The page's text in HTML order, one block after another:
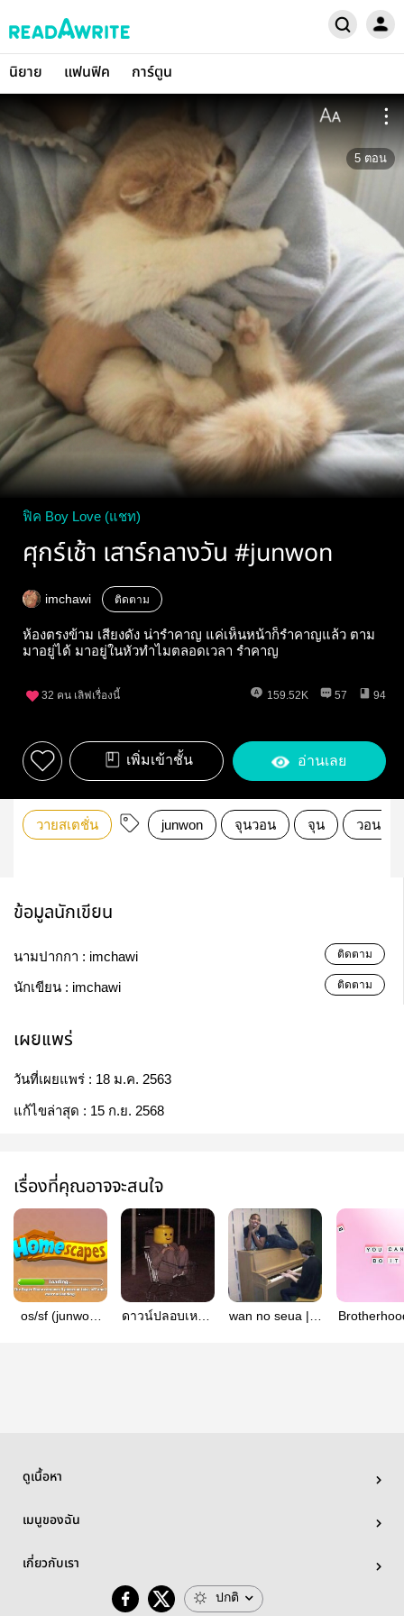
นิยาย แฟนฟิค การ์ตูน
5 ตอน
ฟิค Boy Love (แชท)
ศุกร์เช้า เสาร์กลางวัน #junwon
imchawi ติดตาม
ห้องตรงข้าม เสียงดัง น่ารำคาญ แค่เห็นหน้าก็รำคาญแล้ว ตาม
มาอยู่ได้ มาอยู่ในหัวทำไมตลอดเวลา รำคาญ
32 คน เลิฟเรื่องนี้ 159.52K 57 94
เพิ่มเข้าชั้น อ่านเลย
วายสเตชั่น junwon จุนวอน จุน วอนอู
ข้อมูลนักเขียน
นามปากกา : imchawi ติดตาม
นักเขียน : imchawi ติดตาม
เผยแพร่
วันที่เผยแพร่ : 18 ม.ค. 2563
แก้ไขล่าสุด : 15 ก.ย. 2568
เรื่องที่คุณอาจจะสนใจ
os/sf (junwon)
ดาวน์ปลอบเหม (
wan no seua | สุ
ดูเนื้อหา
เมนูของฉัน
เกี่ยวกับเรา
ปกติ